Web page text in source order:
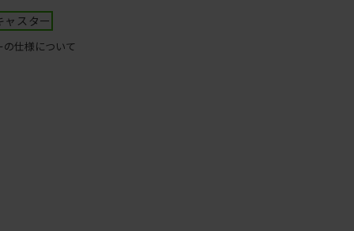
ャスター
の仕様について